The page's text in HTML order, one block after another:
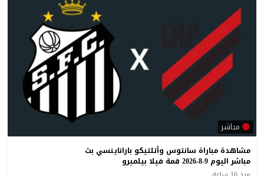
مباشر
مشاهدة مباراة سانتوس وأتلتيكو باراناينسي بث
مباشر اليوم 9-8-2026 قمة فيلا بيلميرو